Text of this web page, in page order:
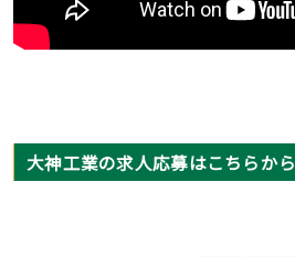
大神工業の求人応募はこちらから